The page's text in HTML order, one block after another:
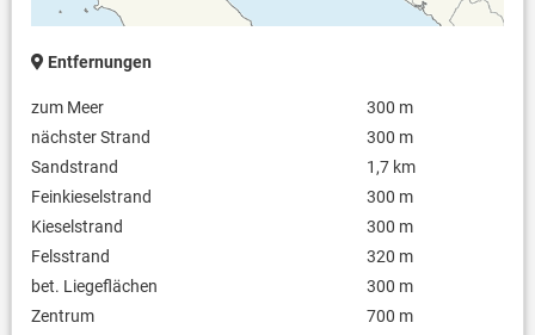
Entfernungen
zum Meer
300 m
nächster Strand
300 m
Sandstrand
1,7 km
Feinkieselstrand
300 m
Kieselstrand
300 m
Felsstrand
320 m
bet. Liegeflächen
300 m
Zentrum
700 m